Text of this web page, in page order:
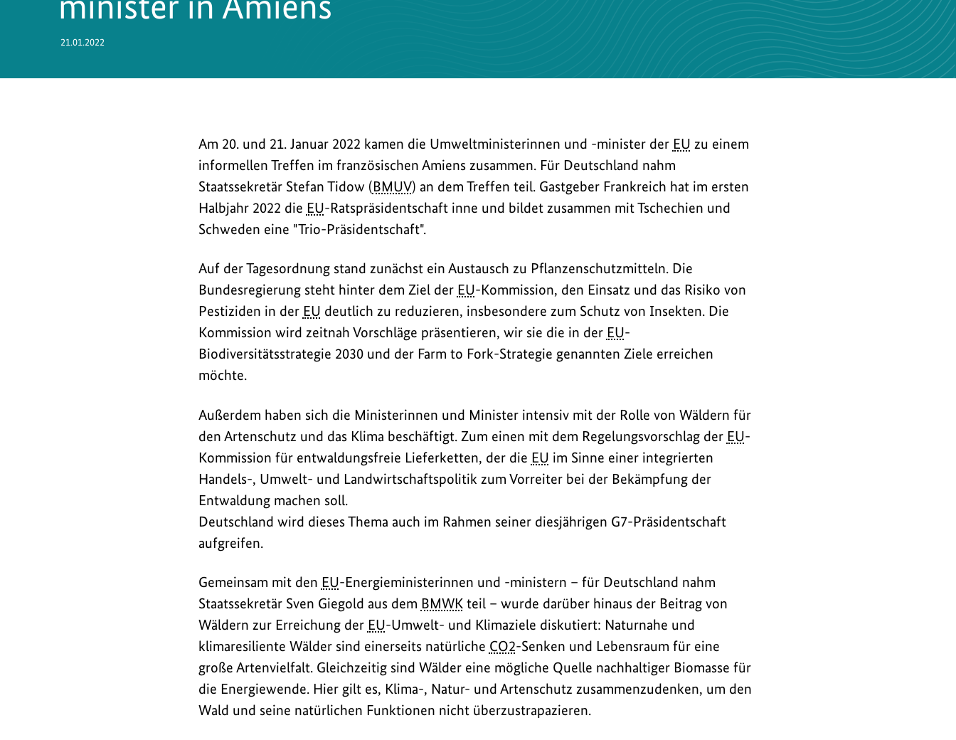
21.01.2022
Am
20.
und
21.
Januar
kamen
die
Umweltministerinnen
und
-
minister
der
zu
einem
informellen
Treffen
im
französischen
Amiens
Für
Deutschland
nahm
Staatssekretär
Stefan
Tidow
BMUV )
an
Am 20. und 21. Januar 2022 kamen die Umweltministerinnen und -minister der EU zu einem
informellen Treffen im französischen Amiens zusammen. Für Deutschland nahm
Staatssekretär Stefan Tidow (BMUV) an dem Treffen teil. Gastgeber Frankreich hat im ersten
Halbjahr 2022 die EU-Ratspräsidentschaft inne und bildet zusammen mit Tschechien und
Schweden eine "Trio-Präsidentschaft".
Auf der Tagesordnung stand zunächst ein Austausch zu Pflanzenschutzmitteln. Die
Bundesregierung steht hinter dem Ziel der EU-Kommission, den Einsatz und das Risiko von
Pestiziden in der EU deutlich zu reduzieren, insbesondere zum Schutz von Insekten. Die
Kommission wird zeitnah Vorschläge präsentieren, wir sie die in der EU-
Biodiversitätsstrategie 2030 und der Farm to Fork-Strategie genannten Ziele erreichen
möchte.
Außerdem haben sich die Ministerinnen und Minister intensiv mit der Rolle von Wäldern für
den Artenschutz und das Klima beschäftigt. Zum einen mit dem Regelungsvorschlag der EU-
Kommission für entwaldungsfreie Lieferketten, der die EU im Sinne einer integrierten
Handels-, Umwelt- und Landwirtschaftspolitik zum Vorreiter bei der Bekämpfung der
Entwaldung machen soll.
Deutschland wird dieses Thema auch im Rahmen seiner diesjährigen G7-Präsidentschaft
aufgreifen.
Gemeinsam mit den EU-Energieministerinnen und -ministern – für Deutschland nahm
Staatssekretär Sven Giegold aus dem BMWKteil – wurde darüber hinaus der Beitrag von
Wäldern zur Erreichung der EU-Umwelt- und Klimaziele diskutiert: Naturnahe und
klimaresiliente Wälder sind einerseits natürliche CO2-Senken und Lebensraum für eine
große Artenvielfalt. Gleichzeitig sind Wälder eine mögliche Quelle nachhaltiger Biomasse für
die Energiewende. Hier gilt es, Klima-, Natur- und Artenschutz zusammenzudenken, um den
Wald und seine natürlichen Funktionen nicht überzustrapazieren.